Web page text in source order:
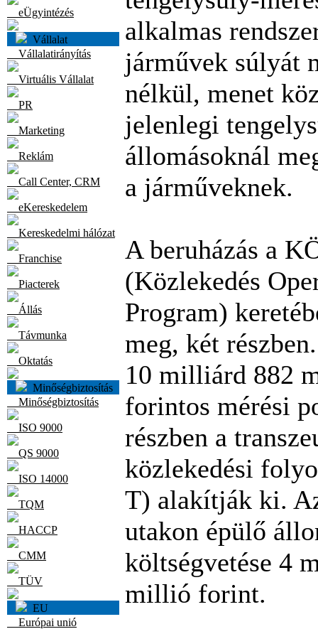
eÜgyintézés
Vállalat
Vállalatirányítás
Virtuális Vállalat
PR
Marketing
Reklám
Call Center, CRM
eKereskedelem
Kereskedelmi hálózat
Franchise
Piacterek
Állás
Távmunka
Oktatás
Minőségbiztosítás
Minőségbiztosítás
ISO 9000
QS 9000
ISO 14000
TQM
HACCP
CMM
TÜV
EU
Európai unió
alkalmas
járművek súlyát
nélkül, menet
jelenlegi
állomásoknál
a járműveknek.
A beruházás a
(Közlekedés
Program)
meg, két
10 milliárd 882
forintos mérési
részben a
közlekedési
T) alakítják ki.
utakon épülő
költségvetése 4
millió forint.